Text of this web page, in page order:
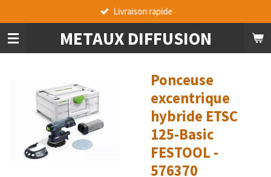
au
contenu
principal
METAUX DIFFUSION
Livraison rapide
Ponceuse
excentrique
hybride ETSC
125-Basic
FESTOOL -
576370